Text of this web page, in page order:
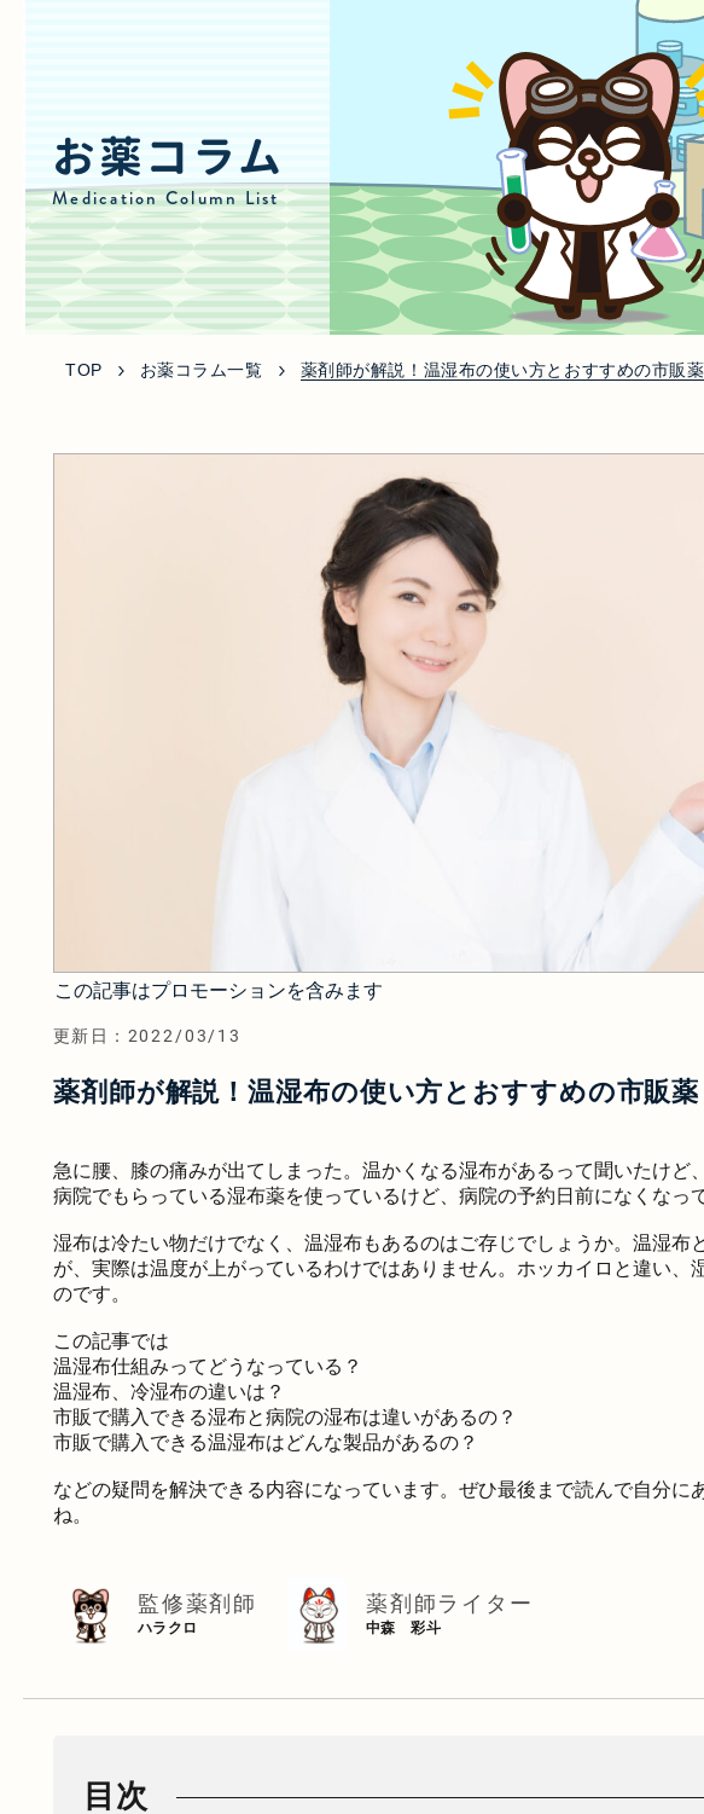
お薬コラム
Medication Column List
TOP お薬コラム一覧 薬剤師が解説！温湿布の使い方とおすすめの市販薬
この記事はプロモーションを含みます
更新日： 2022/03/13
薬剤師が解説！温湿布の使い方とおすすめの市販薬
急に腰、膝の痛みが出てしまった。温かくなる湿布があるって聞いたけど
病院でもらっている湿布薬を使っているけど、病院の予約日前になくなっ
湿布は冷たい物だけでなく、温湿布もあるのはご存じでしょうか。温湿布
が、実際は温度が上がっているわけではありません。ホッカイロと違い
のです。
この記事では
温湿布仕組みってどうなっている？
温湿布、冷湿布の違いは？
市販で購入できる湿布と病院の湿布は違いがあるの？
市販で購入できる温湿布はどんな製品があるの？
などの疑問を解決できる内容になっています。ぜひ最後まで読んで自分に
ね。
監修薬剤師
ハラクロ
薬剤師ライター
中森 彩斗
目次